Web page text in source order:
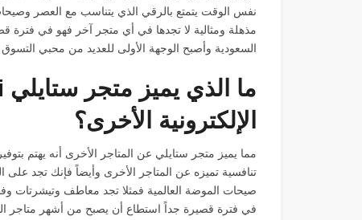
نفس الوقت يتمتع بالرقي الذي يتناسب مع العصر
مذهلة ومثالية لا تجدها في أي متجر آخر فهو في فترة
السعودية وأصبح الوجهة الأولى للعديد من محبي التسوق
الإلكترونية الأخرى؟
مما يميز متجر ستايلي عن المتاجر الأخرى أنه يهتم
تنافسية تميزه عن المتاجر الأخرى وأيضاً فإنك تجد على
صيحات الموضة العالمية فمثلا تجد معاطف وتيشرتات
في فترة قصيرة جداً استطاع أن يصبح من أشهر متاجر